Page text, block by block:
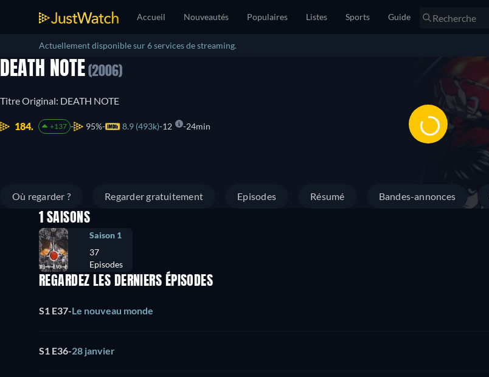
Accueil Nouveautés Populaires Listes Sports Guide
Actuellement disponible sur 6 services de streaming.
DEATH NOTE (2006)
Titre Original: DEATH NOTE
184. +137 95% 8.9 (493k) 12 24min
Où regarder ? Regarder gratuitement Episodes Résumé Bandes-annonces
1 SAISONS
Saison 1
37
Episodes
REGARDEZ LES DERNIERS ÉPISODES
S1 E37-Le nouveau monde
S1 E36-28 janvier